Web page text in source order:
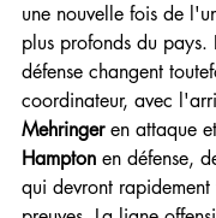
une nouvelle fois de
plus profonds du pays.
défense changent
coordinateur, avec
Mehringer en attaque
Hampton en défense,
qui devront rapidement